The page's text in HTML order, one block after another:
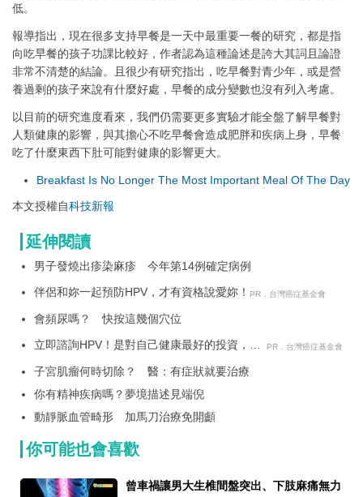
低。
報導指出，現在很多支持早餐是一天中最重要一餐的研究，都是指
向吃早餐的孩子功課比較好，作者認為這種論述是誇大其詞且論證
非常不清楚的結論。且很少有研究指出，吃早餐對青少年，或是營
養過剩的孩子來說有什麼好處，早餐的成分變數也沒有列入考慮。
以目前的研究進度看來，我們仍需要更多實驗才能全盤了解早餐對
人類健康的影響，與其擔心不吃早餐會造成肥胖和疾病上身，早餐
吃了什麼東西下肚可能對健康的影響更大。
Breakfast Is No Longer The Most Important Meal Of The Day
本文授權自科技新報
延伸閱讀
男子發燒出疹染麻疹 今年第14例確定病例
伴侶和妳一起預防HPV，才有資格說愛妳！ PR．台灣癌症基金會
會頻尿嗎？ 快按這幾個穴位
立即諮詢HPV！是對自己健康最好的投資，把
PR．台灣癌症基金會
子宮肌瘤何時切除？ 醫：有症狀就要治療
你有精神疾病嗎？夢境描述見端倪
動靜脈血管畸形 加馬刀治療免開顱
你可能也會喜歡
曾車禍讓男大生椎間盤突出、下肢麻痛無力